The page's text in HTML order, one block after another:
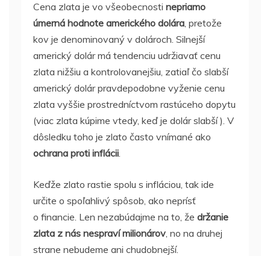
Cena zlata je vo všeobecnosti nepriamo
úmerná hodnote amerického dolára, pretože
kov je denominovaný v dolároch. Silnejší
americký dolár má tendenciu udržiavať cenu
zlata nižšiu a kontrolovanejšiu, zatiaľ čo slabší
americký dolár pravdepodobne vyženie cenu
zlata vyššie prostredníctvom rastúceho dopytu
(viac zlata kúpime vtedy, keď je dolár slabší ). V
dôsledku toho je zlato často vnímané ako
ochrana proti inflácii.
Keďže zlato rastie spolu s infláciou, tak ide
určite o spoľahlivý spôsob, ako neprísť
o financie. Len nezabúdajme na to, že držanie
zlata z nás nespraví milionárov, no na druhej
strane nebudeme ani chudobnejší.